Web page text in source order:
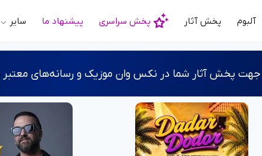
آلبوم پخش آثار پخش سراسری پیشنهاد ما سایر
پخش آثار شما در نکس وان موزیک و رسانه‌های معتبر